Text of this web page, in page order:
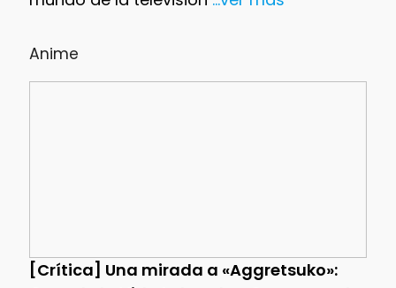
Anime
[Crítica] Una mirada a «Aggretsuko»: